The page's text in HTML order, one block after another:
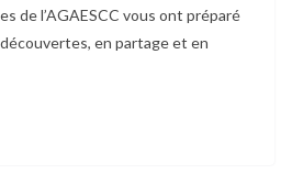
de l’AGAESCC vous ont préparé
en partage et en